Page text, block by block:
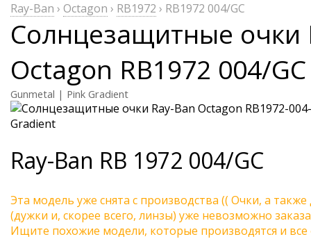
Ray-Ban › Octagon › RB1972 › RB1972 004/GC
Солнцезащитные очки
Octagon RB1972 004/GC
Gunmetal | Pink Gradient
Ray-Ban RB 1972 004/GC
Эта модель уже снята с производства (( Очки, а
(дужки и, скорее всего, линзы) уже невозможно
Ищите похожие модели, которые производятся и